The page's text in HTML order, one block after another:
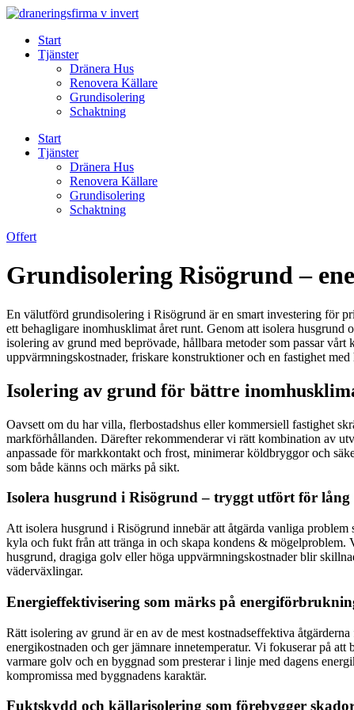
Skip
contentStart
Tjänster
Dränera Hus
Renovera Källare
Grundisolering
Schaktning
Start
Tjänster
Dränera Hus
Renovera Källare
Grundisolering
Schaktning
Offert
Grundisolering Risögrund –
En välutförd grundisolering i Risögrund är en smart investering för
ett behagligare inomhusklimat året runt. Genom att isolera
isolering av grund med beprövade, hållbara metoder som passar
uppvärmningskostnader, friskare konstruktioner och en fastighet
Isolering av grund för bättre
Oavsett om du har villa, flerbostadshus eller kommersiell fastighet
markförhållanden. Därefter rekommenderar vi rätt kombination av
anpassade för markkontakt och frost, minimerar köldbryggor och
som både känns och märks på sikt.
Isolera husgrund i Risögrund – tryggt utfört för lång
Att isolera husgrund i Risögrund innebär att åtgärda vanliga
kyla och fukt från att tränga in och skapa kondens &
husgrund, dragiga golv eller höga uppvärmningskostnader blir
väderväxlingar.
Energieffektivisering som märks på
Rätt isolering av grund är en av de mest kostnadseffektiva
energikostnaden och ger jämnare innetemperatur. Vi fokuserar på
varmare golv och en byggnad som presterar i linje med dagens
kompromissa med byggnadens karaktär.
Fuktskydd och källarisolering som förebygger